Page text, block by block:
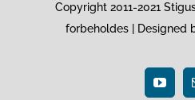
Copyright 2011-2021
forbeholdes | Designed